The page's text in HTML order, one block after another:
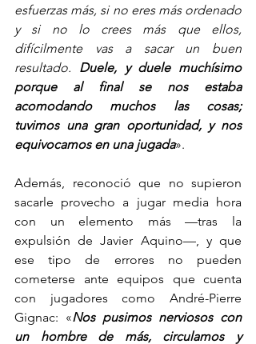
esfuerzas más, si no eres más ordenado
y si no lo crees más que ellos,
difícilmente vas a sacar un buen
resultado. Duele, y duele muchísimo
porque al final se nos estaba
acomodando muchos las cosas;
tuvimos una gran oportunidad, y nos
equivocamos en una jugada».
Además, reconoció que no supieron
sacarle provecho a jugar media hora
con un elemento más —tras la
expulsión de Javier Aquino—, y que
ese tipo de errores no pueden
cometerse ante equipos que cuenta
con jugadores como André-Pierre
Gignac: «Nos pusimos nerviosos con
un hombre de más, circulamos y